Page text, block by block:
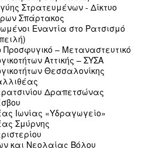
Στρατευμένων - Δίκτυο
Σπάρτακος
Εναντία στο Ρατσισμό
Προσφυγικό – Μεταναστευτικό
Αττικής – ΣΥΣΑ
Θεσσαλονίκης
Δραπετσώνας
Ιωνίας «Υδραγωγείο»
Σμύρνης
και Νεολαίας Βόλου